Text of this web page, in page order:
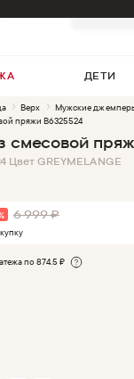
ДЕТИ
₽
Верх
Мужские
пряжи B6325524
смесовой
ЦветGREYMELANGE
6 999 ₽
по874.5 ₽